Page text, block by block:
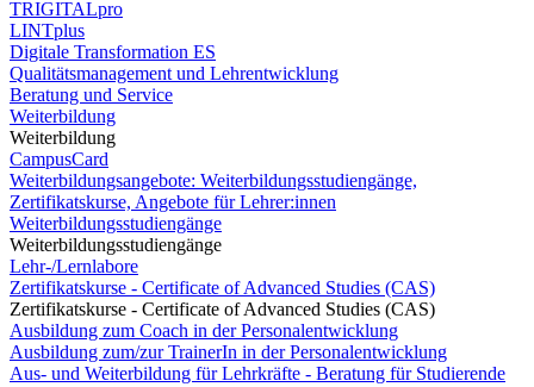
TRIGITALpro
LINTplus
Digitale Transformation ES
Qualitätsmanagement und Lehrentwicklung
Beratung und Service
Weiterbildung
Weiterbildung
CampusCard
Weiterbildungsangebote: Weiterbildungsstudiengänge,
Zertifikatskurse, Angebote für Lehrer:innen
Weiterbildungsstudiengänge
Weiterbildungsstudiengänge
Lehr-/Lernlabore
Zertifikatskurse - Certificate of Advanced Studies (CAS)
Zertifikatskurse - Certificate of Advanced Studies (CAS)
Ausbildung zum Coach in der Personalentwicklung
Ausbildung zum/zur TrainerIn in der Personalentwicklung
Aus- und Weiterbildung für Lehrkräfte - Beratung für Studierende